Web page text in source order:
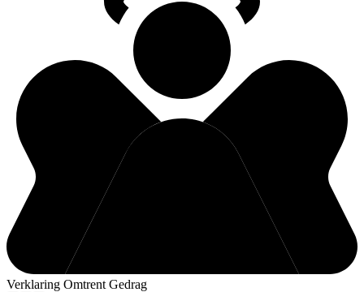
Verklaring Omtrent Gedrag